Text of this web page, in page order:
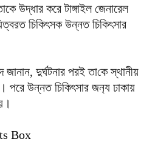
উদ্ধার করে টাঙ্গাইল জেনারেল
চিকিৎসক উন্নত চিকিৎসার
জানান, দুর্ঘটনার পরই তা‌কে স্থানীয়
পরে উন্নত চি‌কিৎসার জন‌্য ঢাকায়
Box